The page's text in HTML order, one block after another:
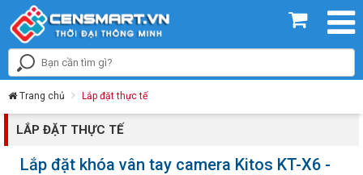
Trang chủ Lắp đặt thực tế
LẮP ĐẶT THỰC TẾ
Lắp đặt khóa vân tay camera Kitos KT-X6 -